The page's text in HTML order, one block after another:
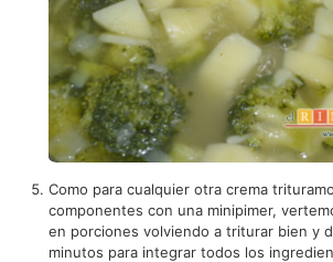
Como para cualquier otra crema
componentes con una minipimer,
en porciones volviendo a triturar bien y
minutos para integrar todos los